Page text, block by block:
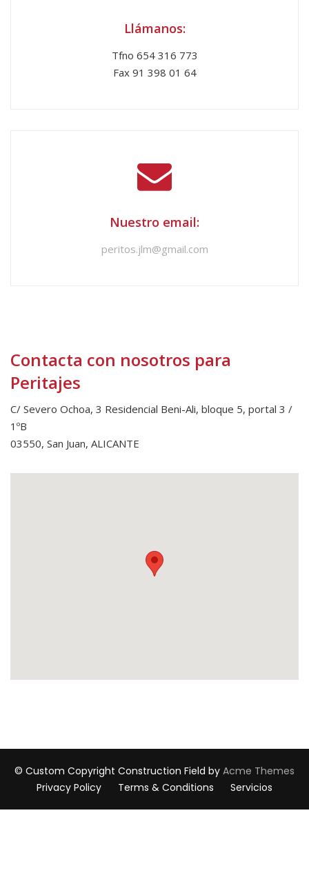
Llámanos:
Tfno 654 316 773
Fax 91 398 01 64
Nuestro email:
peritos.jlm@gmail.com
Contacta con nosotros para
Peritajes
C/ Severo Ochoa, 3 Residencial Beni-Ali, bloque 5, portal 3 /
1ºB
03550, San Juan, ALICANTE
© Custom Copyright Construction Field by Acme Themes
Privacy Policy
Terms & Conditions Servicios